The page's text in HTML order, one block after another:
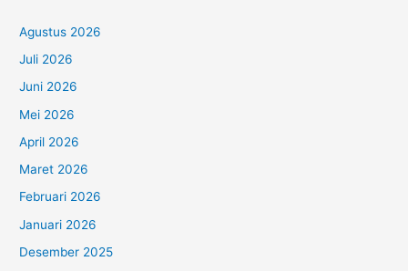
Agustus 2026
Juli 2026
Juni 2026
Mei 2026
April 2026
Maret 2026
Februari 2026
Januari 2026
Desember 2025